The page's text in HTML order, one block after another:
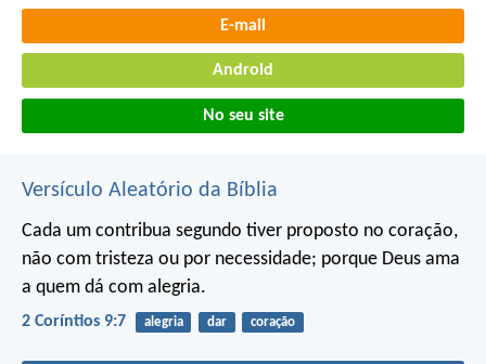
E-mail
Android
No seu site
Versículo Aleatório da Bíblia
Cada um contribua segundo tiver proposto no coração,
não com tristeza ou por necessidade; porque Deus ama
a quem dá com alegria.
2 Coríntios 9:7 alegria dar coração